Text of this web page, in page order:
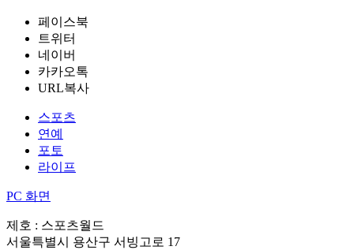
페이스북
트위터
네이버
카카오톡
URL복사
스포츠
연예
포토
라이프
PC 화면
제호 : 스포츠월드
서울특별시 용산구 서빙고로 17